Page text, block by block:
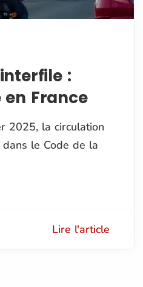
:
France
2025, la circulation
le Code de la
Lire l'article